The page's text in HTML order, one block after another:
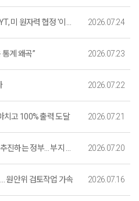
"사우디는 되고 한국은 안 되나"…NYT, 미 원자력 협정 '이중잣대' 지적 2026.07.24
계 왜곡” 2026.07.23
2026.07.22
치고 100% 출력 도달 2026.07.21
호남 반도체 클러스터 계기로 원전 추진하는 정부… 부지 확보까지는 ‘첩첩산중’ 2026.07.20
원안위 검토작업 가속 2026.07.16